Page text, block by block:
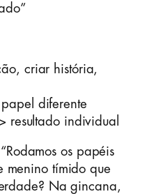
criar história,
diferente
resultado individual
os papéis
menino tímido que
Na gincana,